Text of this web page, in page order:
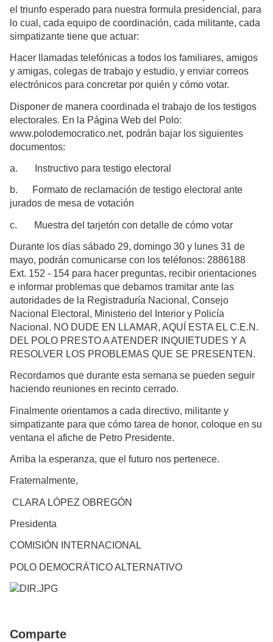
el triunfo esperado para nuestra formula presidencial, para
lo cual, cada equipo de coordinación, cada militante, cada
simpatizante tiene que actuar:
Hacer llamadas telefónicas a todos los familiares, amigos
y amigas, colegas de trabajo y estudio, y enviar correos
electrónicos para concretar por quién y cómo votar.
Disponer de manera coordinada el trabajo de los testigos
electorales. En la Página Web del Polo:
www.polodemocratico.net, podrán bajar los siguientes
documentos:
a. Instructivo para testigo electoral
b.
Formato de reclamación de testigo electoral ante
jurados de mesa de votación
c. Muestra del tarjetón con detalle de cómo votar
Durante los días sábado 29, domingo 30 y lunes 31 de
mayo, podrán comunicarse con los teléfonos: 2886188
Ext. 152 - 154 para hacer preguntas, recibir orientaciones
e informar problemas que debamos tramitar ante las
autoridades de la Registraduría Nacional, Consejo
Nacional Electoral, Ministerio del Interior y Policía
Nacional. NO DUDE EN LLAMAR, AQUÍ ESTA EL C.E.N.
DEL POLO PRESTO A ATENDER INQUIETUDES Y A
RESOLVER LOS PROBLEMAS QUE SE PRESENTEN.
Recordamos que durante esta semana se pueden seguir
haciendo reuniones en recinto cerrado.
Finalmente orientamos a cada directivo, militante y
simpatizante para que cómo tarea de honor, coloque en su
ventana el afiche de Petro Presidente.
Arriba la esperanza, que el futuro nos pertenece.
Fraternalmente,
CLARA LÓPEZ OBREGÓN
Presidenta
COMISIÓN INTERNACIONAL
POLO DEMOCRÁTICO ALTERNATIVO
Comparte